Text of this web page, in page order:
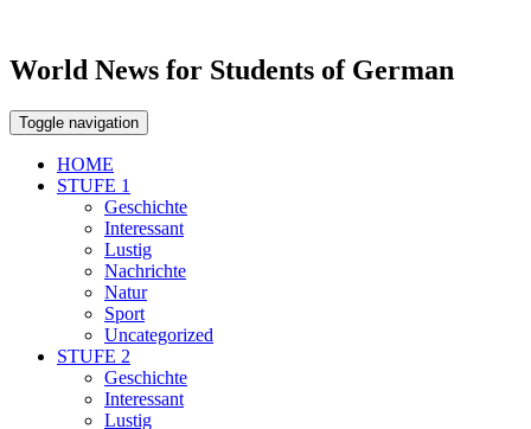
World News for Students of German
Toggle navigation
HOME
STUFE 1
Geschichte
Interessant
Lustig
Nachrichte
Natur
Sport
Uncategorized
STUFE 2
Geschichte
Interessant
Lustig